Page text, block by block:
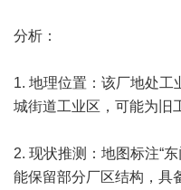
分析：
1. 地理位置：该厂地处工
城街道工业区，可能为旧
2. 现状推测：地图标注“
能保留部分厂区结构，具